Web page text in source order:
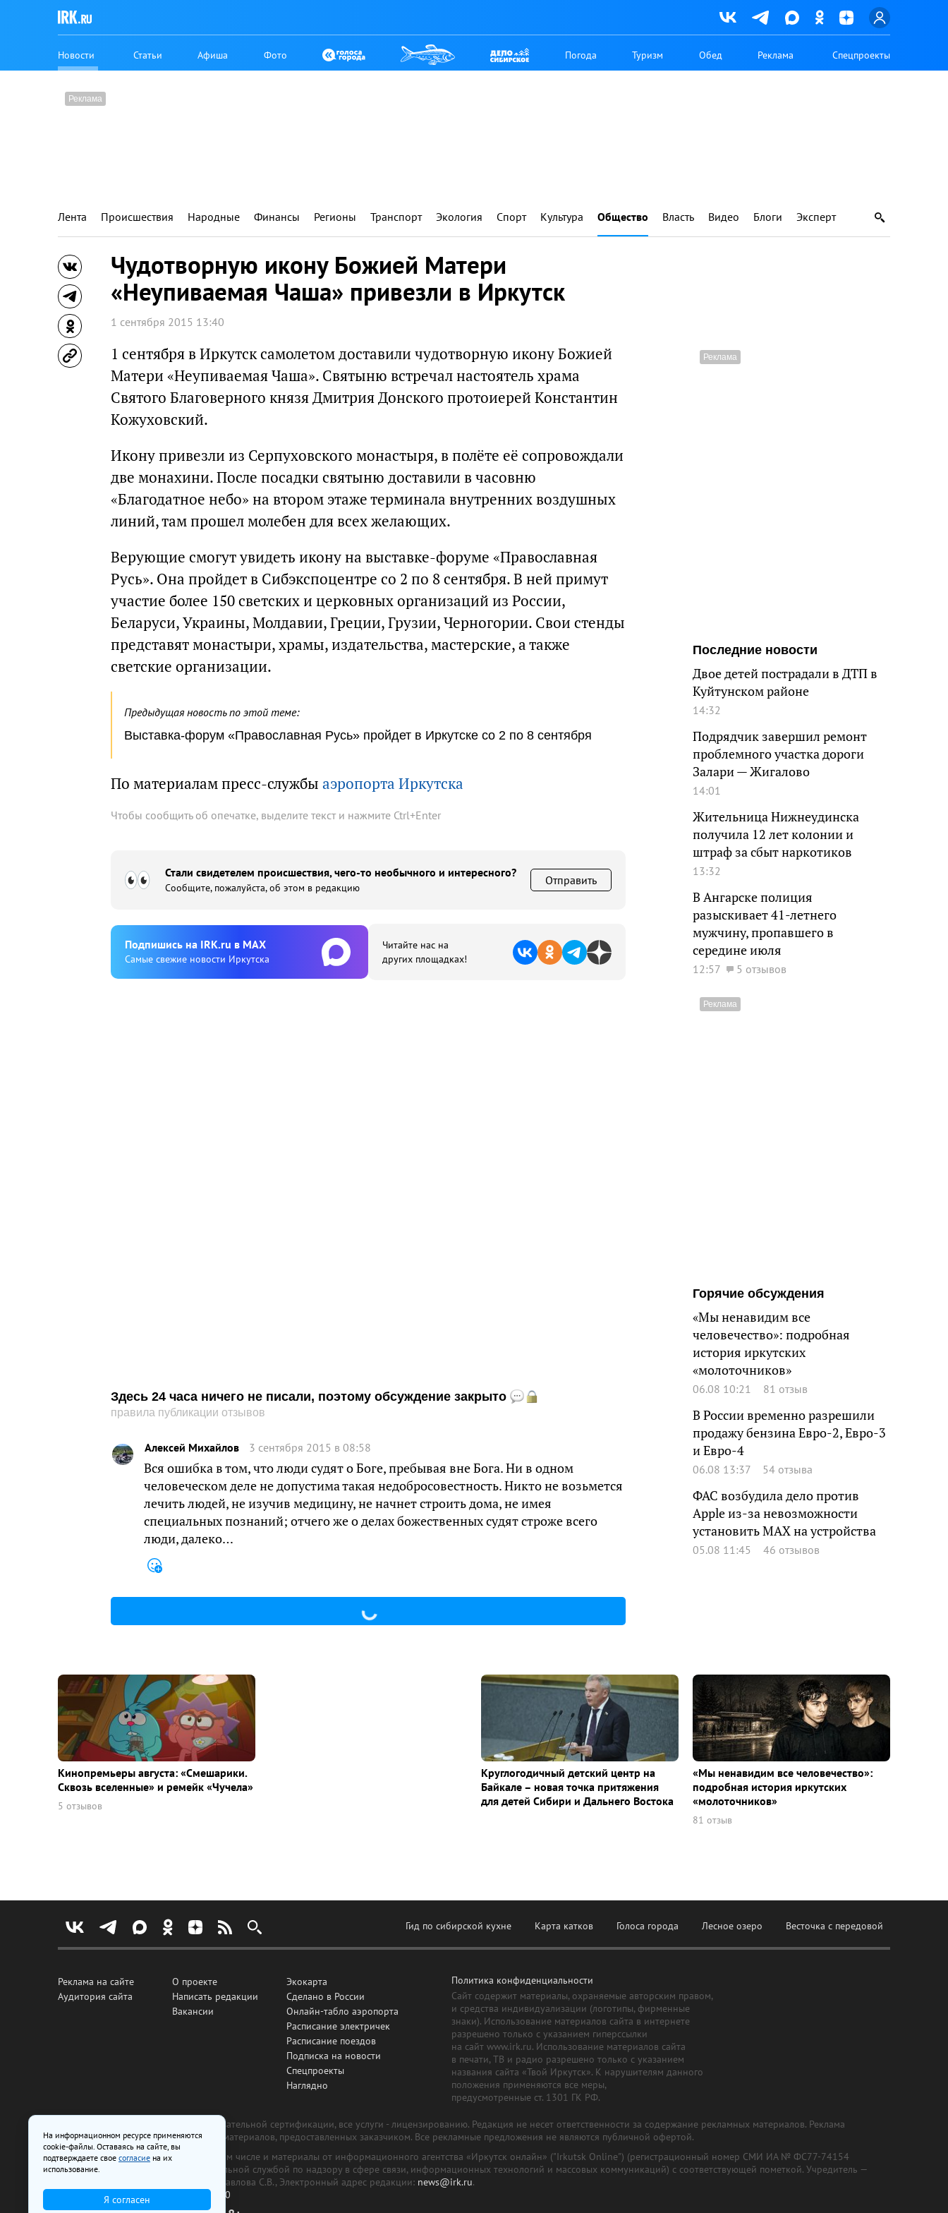
Новости Статьи Афиша Фото Погода Туризм Обед Реклама Спецпроекты
Лента Происшествия Народные Финансы Регионы Транспорт Экология Спорт Культура Общество Власть Видео Блоги Эксперт
Чудотворную икону Божией Матери
«Неупиваемая Чаша» привезли в Иркутск
1 сентября 2015 13:40
1 сентября в Иркутск самолетом доставили чудотворную икону Божией
Матери «Неупиваемая Чаша». Святыню встречал настоятель храма
Святого Благоверного князя Дмитрия Донского протоиерей Константин
Кожуховский.
Икону привезли из Серпуховского монастыря, в полёте её сопровождали
две монахини. После посадки святыню доставили в часовню
«Благодатное небо» на втором этаже терминала внутренних воздушных
линий, там прошел молебен для всех желающих.
Верующие смогут увидеть икону на выставке-форуме «Православная
Русь». Она пройдет в Сибэкспоцентре со 2 по 8 сентября. В ней примут
участие более 150 светских и церковных организаций из России,
Беларуси, Украины, Молдавии, Греции, Грузии, Черногории. Свои стенды
представят монастыри, храмы, издательства, мастерские, а также
светские организации.
Предыдущая новость по этой теме:
Выставка-форум «Православная Русь» пройдет в Иркутске со 2 по 8 сентября
По материалам пресс-службы аэропорта Иркутска
Чтобы сообщить об опечатке, выделите текст и нажмите Ctrl+Enter
Стали свидетелем происшествия, чего-то необычного и интересного?
Сообщите, пожалуйста, об этом в редакцию
Отправить
Подпишиcь на IRK.ru в MAX
Cамые свежие новости Иркутска
Читайте нас на
других площадках!
Здесь 24 часа ничего не писали, поэтому обсуждение закрыто
правила публикации отзывов
Алексей Михайлов 3 сентября 2015 в 08:58
Вся ошибка в том, что люди судят о Боге, пребывая вне Бога. Ни в одном
человеческом деле не допустима такая недобросовестность. Никто не возьмется
лечить людей, не изучив медицину, не начнет строить дома, не имея
специальных познаний; отчего же о делах божественных судят строже всего
люди, далеко…
Последние новости
Двое детей пострадали в ДТП в
Куйтунском районе
14:32
Подрядчик завершил ремонт
проблемного участка дороги
Залари — Жигалово
14:01
Жительница Нижнеудинска
получила 12 лет колонии и
штраф за сбыт наркотиков
13:32
В Ангарске полиция
разыскивает 41-летнего
мужчину, пропавшего в
середине июля
12:57 5 отзывов
Горячие обсуждения
«Мы ненавидим все
человечество»: подробная
история иркутских
«молоточников»
06.08 10:21 81 отзыв
В России временно разрешили
продажу бензина Евро-2, Евро-3
и Евро-4
06.08 13:37 54 отзыва
ФАС возбудила дело против
Apple из-за невозможности
установить MAX на устройства
05.08 11:45 46 отзывов
Кинопремьеры августа: «Смешарики.
Сквозь вселенные» и ремейк «Чучела»
5 отзывов
Круглогодичный детский центр на
Байкале – новая точка притяжения
для детей Сибири и Дальнего Востока
«Мы ненавидим все человечество»:
подробная история иркутских
«молоточников»
81 отзыв
Гид по сибирской кухне Карта катков Голоса города Лесное озеро Весточка с передовой
Реклама на сайте
Аудитория сайта
О проекте
Написать редакции
Вакансии
Экокарта
Сделано в России
Онлайн-табло аэропорта
Расписание электричек
Расписание поездов
Подписка на новости
Спецпроекты
Наглядно
Политика конфиденциальности
Сайт содержит материалы, охраняемые авторским правом,
и средства индивидуализации (логотипы, фирменные
знаки). Использование материалов сайта в интернете
разрешено только с указанием гиперссылки
на сайт www.irk.ru. Использование материалов сайта
в печати, ТВ и радио разрешено только с указанием
названия сайта «Твой Иркутск». К нарушителям данного
положения применяются все меры,
предусмотренные ст. 1301 ГК РФ.
Все рекламные товары подлежат обязательной сертификации, все услуги - лицензированию. Редакция не несет ответственности за содержание рекламных материалов. Реклама
изготовлена и размещена на основе материалов, предоставленных заказчиком. Все рекламные предложения не являются публичной офертой.
На сайте www.irk.ru размещаются в том числе и материалы от информационного агентства «Иркутск онлайн» ("Irkutsk Online") (регистрационный номер СМИ ИА № ФС77-74154
от 29 октября 2018 г., выдан Федеральной службой по надзору в сфере связи, информационных технологий и массовых коммуникаций) с соответствующей пометкой. Учредитель —
ООО «Ирк.ру». Главный редактор — Павлова С.В., Электронный адрес редакции: news@irk.ru.
Телефон редакции:
+7 (3952) 48-88-50
На информационном ресурсе применяются
cookie-файлы. Оставаясь на сайте, вы
подтверждаете свое согласие на их
использование.
Я согласен